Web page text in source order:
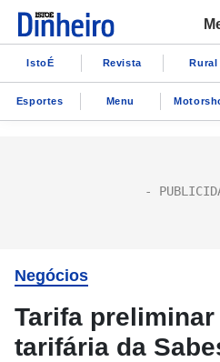
IstoÉ Revista Rural
Esportes Menu
Negócios
Tarifa
tarifária da